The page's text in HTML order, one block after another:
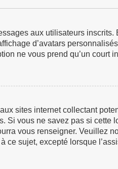
aux utilisateurs
d’avatars
ne vous prend qu’un court
sites internet collectant
Si vous ne savez pas si cette
vous renseigner. Veuillez
ce sujet, excepté lorsque